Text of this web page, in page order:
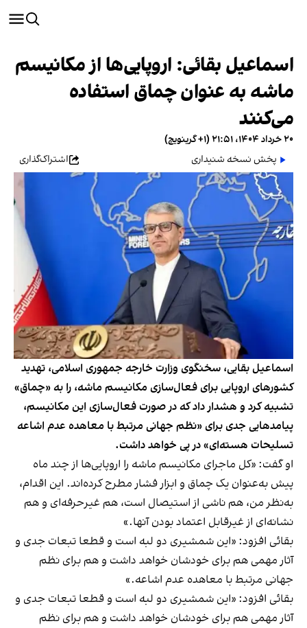
اسماعیل بقائی: اروپایی‌ها از مکانیسم
ماشه به عنوان چماق استفاده
می‌کنند
۲۰ خرداد ۱۴۰۴، ۲۱:۵۱ (‎+۱ گرینویچ)
پخش نسخه شنیداری
اشتراک‌گذاری
اسماعیل بقایی، سخنگوی وزارت خارجه جمهوری اسلامی، تهدید
کشورهای اروپایی برای فعال‌سازی مکانیسم ماشه، را به «چماق»
تشبیه کرد و هشدار داد که در صورت فعال‌سازی این مکانیسم،
پیامدهایی جدی برای «نظم جهانی مرتبط با معاهده عدم اشاعه
تسلیحات هسته‌ای» در پی خواهد داشت.
او گفت: «کل ماجرای مکانیسم ماشه را اروپایی‌ها از چند ماه
پیش به‌عنوان یک چماق و ابزار فشار مطرح کرده‌اند. این اقدام،
به‌نظر من، هم ناشی از استیصال است، هم غیرحرفه‌ای و هم
نشانه‌ای از غیرقابل اعتماد بودن آنها.»
بقائی افزود: «این شمشیری دو لبه است و قطعا تبعات جدی و
آثار مهمی هم برای خودشان خواهد داشت و هم برای نظم
جهانی مرتبط با معاهده عدم اشاعه.»
بقائی افزود: «این شمشیری دو لبه است و قطعا تبعات جدی و
آثار مهمی هم برای خودشان خواهد داشت و هم برای نظم